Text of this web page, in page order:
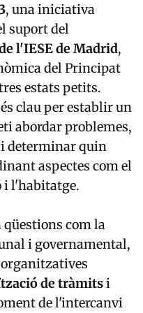
, una iniciativa
suport del
l'IESE de Madrid,
del Principat
estats petits.
clau per establir un
abordar problemes,
determinar quin
aspectes com el
i l'habitatge.
qüestions com la
i governamental,
de tràmitsi
de l'intercanvi